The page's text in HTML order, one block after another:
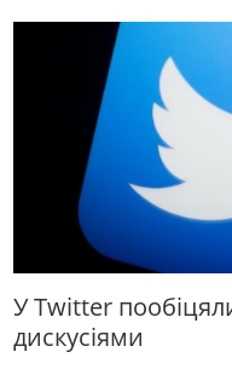
У Twitter
дискусіями